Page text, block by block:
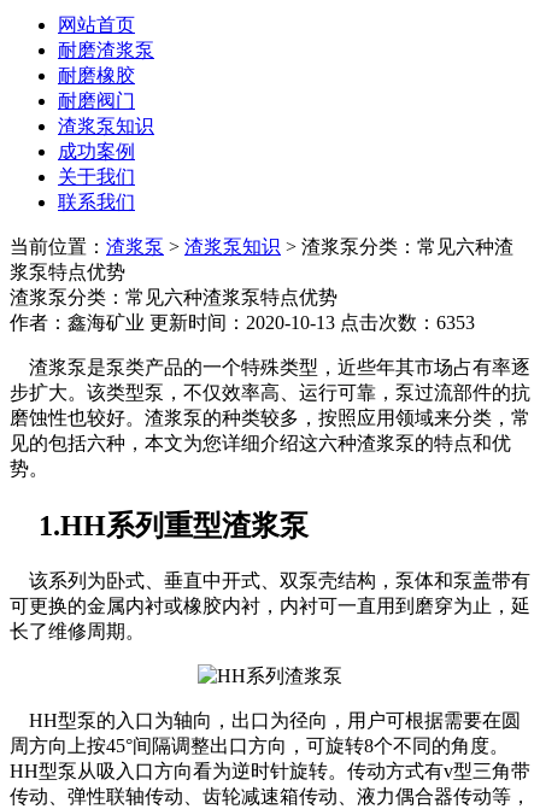
网站首页
耐磨渣浆泵
耐磨橡胶
耐磨阀门
渣浆泵知识
成功案例
关于我们
联系我们
当前位置： 渣浆泵 > 渣浆泵知识 > 渣浆泵分类：常见六种渣
浆泵特点优势
渣浆泵分类：常见六种渣浆泵特点优势
作者：鑫海矿业 更新时间：2020-10-13 点击次数：6353
渣浆泵是泵类产品的一个特殊类型，近些年其市场占有率逐
步扩大。该类型泵，不仅效率高、运行可靠，泵过流部件的抗
磨蚀性也较好。渣浆泵的种类较多，按照应用领域来分类，常
见的包括六种，本文为您详细介绍这六种渣浆泵的特点和优
势。
1.HH系列重型渣浆泵
该系列为卧式、垂直中开式、双泵壳结构，泵体和泵盖带有
可更换的金属内衬或橡胶内衬，内衬可一直用到磨穿为止，延
长了维修周期。
HH型泵的入口为轴向，出口为径向，用户可根据需要在圆
周方向上按45°间隔调整出口方向，可旋转8个不同的角度。
HH型泵从吸入口方向看为逆时针旋转。传动方式有v型三角带
传动、弹性联轴传动、齿轮减速箱传动、液力偶合器传动等，